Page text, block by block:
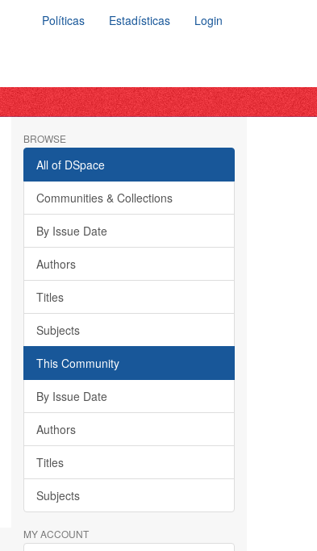
Políticas Estadísticas Login
BROWSE
All of DSpace
Communities & Collections
By Issue Date
Authors
Titles
Subjects
This Community
By Issue Date
Authors
Titles
Subjects
MY ACCOUNT